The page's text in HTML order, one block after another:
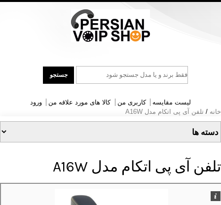
جست
و
جستجو
لیست مقایسه کاربری من کالا های مورد علاقه من
ورود
خانه / تلفن آی پی اتکام مدل A16W
تلفن آی پی اتکام مدل A16W